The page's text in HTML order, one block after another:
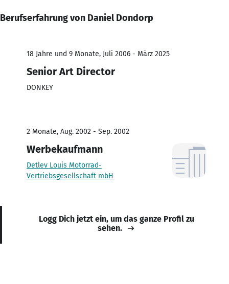
Berufserfahrung von Daniel Dondorp
18 Jahre und 9 Monate, Juli 2006 - März 2025
Senior Art Director
DONKEY
2 Monate, Aug. 2002 - Sep. 2002
Werbekaufmann
Detlev Louis Motorrad-
Vertriebsgesellschaft mbH
Logg Dich jetzt ein, um das ganze Profil zu
sehen.